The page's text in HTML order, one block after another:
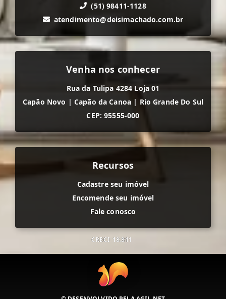
(51) 98411-1128
atendimento@deisimachado.com.br
Venha nos conhecer
Rua da Tulipa 4284 Loja 01
Capão Novo | Capão da Canoa | Rio Grande Do Sul
CEP: 95555-000
Recursos
Cadastre seu imóvel
Encomende seu imóvel
Fale conosco
CRECI 18.811